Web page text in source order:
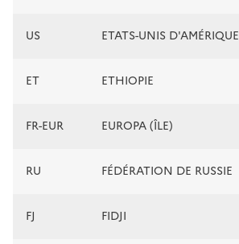
US ETATS-UNIS D'AMÉRIQUE
ET ETHIOPIE
FR-EUR EUROPA (ÎLE)
RU FÉDÉRATION DE RUSSIE
FJ FIDJI